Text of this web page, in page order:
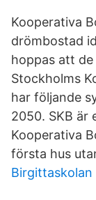
Kooperativa
drömbostad
hoppas att
Stockholms
har följande
2050. SKB
Kooperativa
första hus
Birgittaskolan